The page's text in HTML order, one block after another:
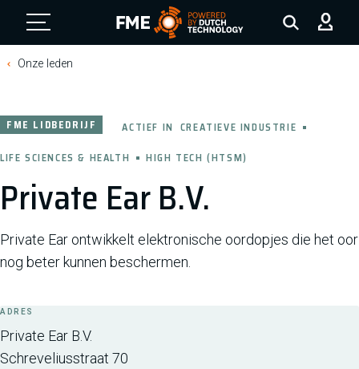
FME Logo, to the homepage
Onze leden
Private Ear B.V.
FME LIDBEDRIJF ACTIEF IN CREATIEVE INDUSTRIE
LIFE SCIENCES & HEALTH
HIGH TECH (HTSM)
Private Ear ontwikkelt elektronische oordopjes die het oor
nog beter kunnen beschermen.
ADRES
Private Ear B.V.
Schreveliusstraat 70